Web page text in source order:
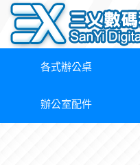
各式辦公桌
辦公室配件